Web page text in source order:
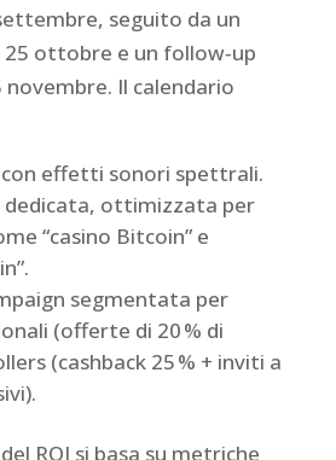
seguito da un
25 ottobre e un follow‑up
Il calendario
effetti sonori spettrali.
dedicata, ottimizzata per
“casino Bitcoin” e
segmentata per
(offerte di 20 % di
(cashback 25 % + inviti a
ROI si basa su metriche